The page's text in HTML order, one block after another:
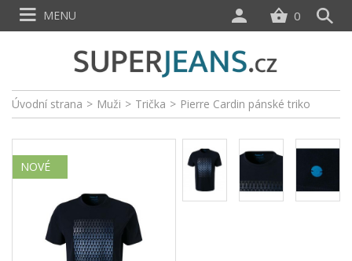
Úvodní strana > Muži > Trička > Pierre Cardin pánské triko
NOVÉ
0
MENU